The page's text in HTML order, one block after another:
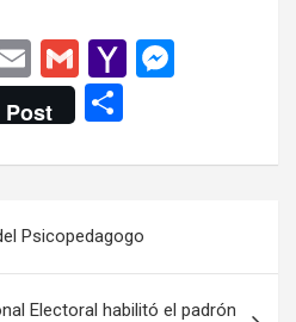
E
m
ail
G
m
ail
Y
o
M
ail
n
Post
m
ar
tir
Psicopedagogo
Electoral habilitó el padrón